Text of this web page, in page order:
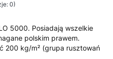
0)
5000. Posiadają wszelkie
polskim prawem.
200 kg/m² (grupa rusztowań